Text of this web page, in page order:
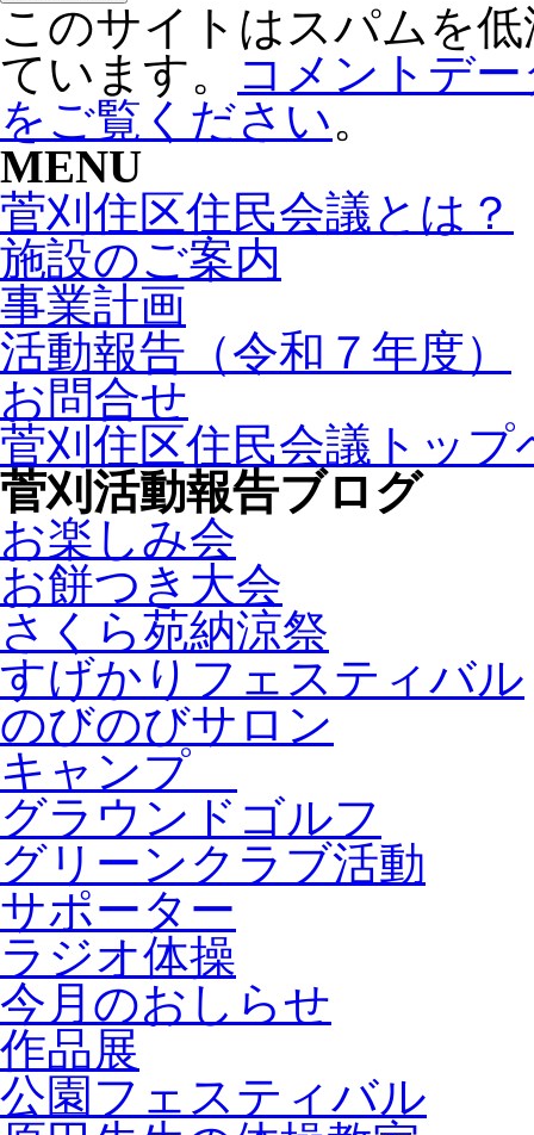
このサイトはスパムを
ています。
コメントデ
をご覧ください。
MENU
菅刈住区住民会議とは？
施設のご案内
事業計画
活動報告（令和７年度）
お問合せ
菅刈住区住民会議トップ
菅刈活動報告ブログ
お楽しみ会
お餅つき大会
さくら苑納涼祭
すげかりフェスティバル
のびのびサロン
キャンプ
グラウンドゴルフ
グリーンクラブ活動
サポーター
ラジオ体操
今月のおしらせ
作品展
公園フェスティバル